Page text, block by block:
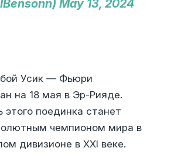
May 13, 2024
Усик — Фьюри
на 18 мая в Эр-Рияде.
этого поединка станет
чемпионом мира в
дивизионе в XXI веке.